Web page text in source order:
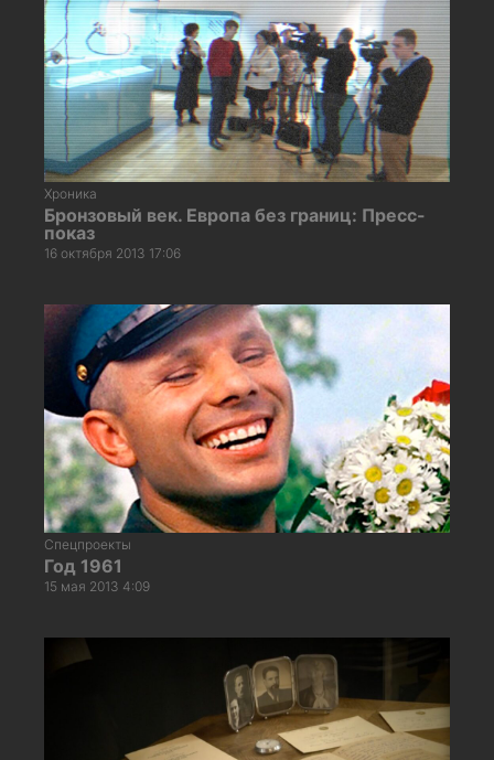
Хроника
Бронзовый век. Европа без границ: Пресс-
показ
16 октября 2013 17:06
Спецпроекты
Год 1961
15 мая 2013 4:09